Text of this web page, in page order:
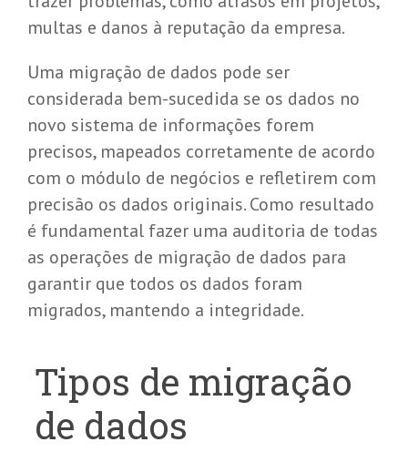
multas e danos à reputação da empresa.
Uma migração de dados pode ser
considerada bem-sucedida se os dados no
novo sistema de informações forem
precisos, mapeados corretamente de acordo
com o módulo de negócios e refletirem com
precisão os dados originais. Como resultado
é fundamental fazer uma auditoria de todas
as operações de migração de dados para
garantir que todos os dados foram
migrados, mantendo a integridade.
Tipos de migração
de dados